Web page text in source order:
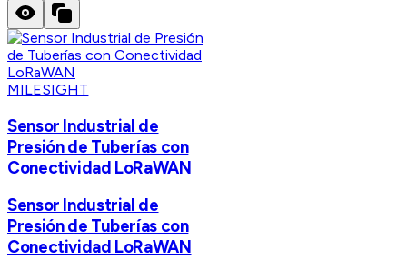
MILESIGHT
Sensor Industrial de
Presión de Tuberías con
Conectividad LoRaWAN
Sensor Industrial de
Presión de Tuberías con
Conectividad LoRaWAN